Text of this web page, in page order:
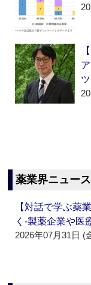
薬業界ニュー
【対話で学ぶ薬
く‐製薬企業や
2026年07月31日 (